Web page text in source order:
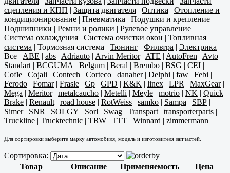
сцепления и КПП | Защита двигателя | Оптика | Отопление и
кондиционирование | Пневматика | Подушки и крепление |
Подшипники | Ремни и ролики | Рулевое управление |
Система охлаждения | Система очистки окон | Топливная
система | Тормозная система | Тюнинг | Фильтра | Электрика
Все | ABE | abs | Adriauto | Arvin Meritor| ATE | AutoFren | Avto
Standart | BCGUMA | Belgum | Beral | Brembo | BSG | CEI |
Cofle | Cojali | Contech | Corteco | danaher| Delphi | faw | Febi |
Ferodo | Fomar| Frasle | Gp | GPD | K&K | linex | LPR | MaxGear|
Mega | Meritor| metalcaucho | Metelli | Meyle | motrio | NK | Quick
Brake | Renault | road house | RotWeiss | samko | Sampa | SBP |
Simer| SNR | SOLGY | Sorl | Swag | Transpart | transporterparts |
Truckline | Trucktechnic | TRW | TTT | Winnard | zimmermann
Для сортировки выберите марку автомобиля, модель и изготовителя запчастей.
Сортировка:
Товар
Описание Применяемость
Цена